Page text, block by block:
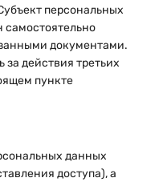
персональных
самостоятельно
документами.
за действия третьих
пункте
данных
доступа), а